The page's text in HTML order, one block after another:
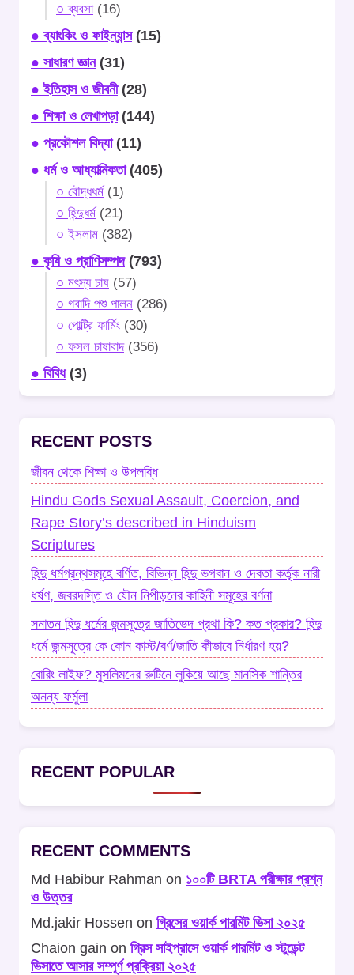
○ ব্যবসা(16)
● ব্যাংকিং ও ফাইন্যান্স(15)
● সাধারণ জ্ঞান(31)
● ইতিহাস ও জীবনী(28)
● শিক্ষা ও লেখাপড়া(144)
● প্রকৌশল বিদ্যা(11)
● ধর্ম ও আধ্যাত্মিকতা(405)
○ বৌদ্ধধর্ম(1)
○ হিন্দুধর্ম(21)
○ ইসলাম (382)
● কৃষি ও প্রাণিসম্পদ(793)
○ মৎস্য চাষ (57)
○ গবাদি পশু পালন (286)
○ পোল্ট্রি ফার্মিং (30)
○ ফসল চাষাবাদ(356)
● বিবিধ(3)
RECENT POSTS
জীবন থেকে শিক্ষা ও উপলব্ধি
Hindu Gods Sexual Assault, Coercion, and
Rape Story’s described in Hinduism
Scriptures
হিন্দু ধর্মগ্রন্থসমূহে বর্ণিত, বিভিন্ন হিন্দু ভগবান ও দেবতা কর্তৃক নারী
ধর্ষণ, জবরদস্তি ও যৌন নিপীড়নের কাহিনী সমূহের বর্ণনা
সনাতন হিন্দু ধর্মের জন্মসূত্রে জাতিভেদ প্রথা কি? কত প্রকার? হিন্দু
ধর্মে জন্মসূত্রে কে কোন কাস্ট/বর্ণ/জাতি কীভাবে নির্ধারণ হয়?
বোরিং লাইফ? মুসলিমদের রুটিনে লুকিয়ে আছে মানসিক শান্তির
অনন্য ফর্মুলা
RECENT POPULAR
RECENT COMMENTS
Md Habibur Rahman on ১০০টি BRTA পরীক্ষার প্রশ্ন
ও উত্তর
Md.jakir Hossen on গ্রিসের ওয়ার্ক পারমিট ভিসা ২০২৫
Chaion gain on গ্রিস সাইপ্রাসে ওয়ার্ক পারমিট ও স্টুডেন্ট
ভিসাতে আসার সম্পূর্ণ প্রক্রিয়া ২০২৫